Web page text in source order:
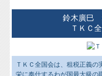
鈴木廣巳
ＴＫＣ
ＴＫＣ全国会は、租税正義
栄に奉仕するわが国最大級の